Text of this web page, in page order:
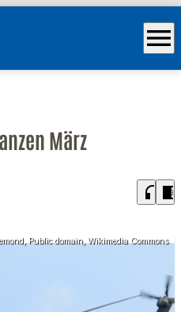
menu
März
headphones chrome_reader_mode
Public domain, Wikimedia Commons